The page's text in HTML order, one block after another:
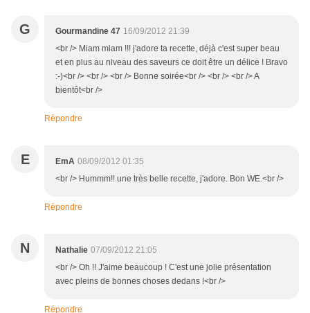
G Gourmandine 47 16/09/2012 21:39
<br /> Miam miam !!! j'adore ta recette, déjà c'est super beau
et en plus au niveau des saveurs ce doit être un délice ! Bravo
:-)<br /> <br /> <br /> Bonne soirée<br /> <br /> <br /> A
bientôt<br />
Répondre
E EmA 08/09/2012 01:35
<br /> Hummm!! une très belle recette, j'adore. Bon WE.<br />
Répondre
N Nathalie 07/09/2012 21:05
<br /> Oh !! J'aime beaucoup ! C'est une jolie présentation
avec pleins de bonnes choses dedans !<br />
Répondre